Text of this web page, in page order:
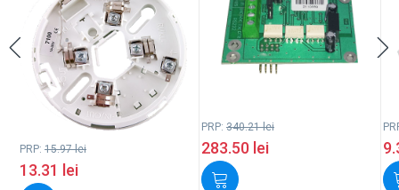
PRP: 15.97lei
13.31 lei
PRP: 340.21lei
283.50 lei